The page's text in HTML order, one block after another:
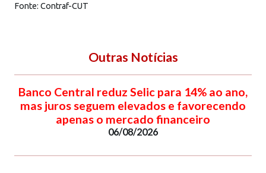
Fonte: Contraf-CUT
Outras Notícias
Banco Central reduz Selic para 14% ao ano,
mas juros seguem elevados e favorecendo
apenas o mercado financeiro
06/08/2026